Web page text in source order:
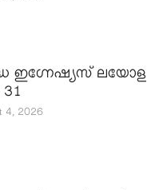
ഇഗ്നേഷ്യസ് ലയോള
4, 2026